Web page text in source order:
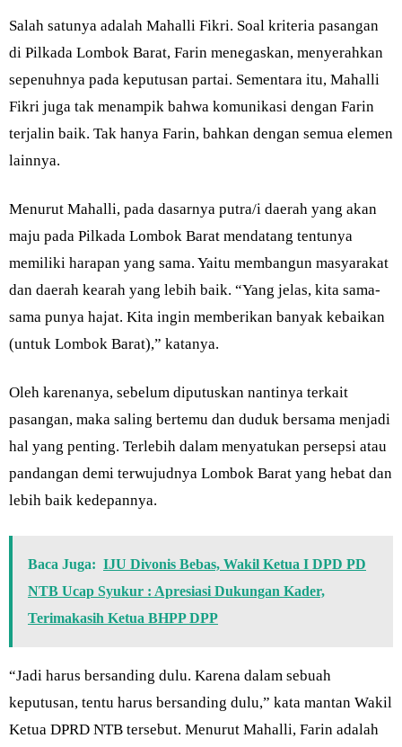
Salah satunya adalah Mahalli Fikri. Soal kriteria pasangan
di Pilkada Lombok Barat, Farin menegaskan, menyerahkan
sepenuhnya pada keputusan partai. Sementara itu, Mahalli
Fikri juga tak menampik bahwa komunikasi dengan Farin
terjalin baik. Tak hanya Farin, bahkan dengan semua elemen
lainnya.
Menurut Mahalli, pada dasarnya putra/i daerah yang akan
maju pada Pilkada Lombok Barat mendatang tentunya
memiliki harapan yang sama. Yaitu membangun masyarakat
dan daerah kearah yang lebih baik. “Yang jelas, kita sama-
sama punya hajat. Kita ingin memberikan banyak kebaikan
(untuk Lombok Barat),” katanya.
Oleh karenanya, sebelum diputuskan nantinya terkait
pasangan, maka saling bertemu dan duduk bersama menjadi
hal yang penting. Terlebih dalam menyatukan persepsi atau
pandangan demi terwujudnya Lombok Barat yang hebat dan
lebih baik kedepannya.
Baca Juga: IJU Divonis Bebas, Wakil Ketua I DPD PD
NTB Ucap Syukur : Apresiasi Dukungan Kader,
Terimakasih Ketua BHPP DPP
“Jadi harus bersanding dulu. Karena dalam sebuah
keputusan, tentu harus bersanding dulu,” kata mantan Wakil
Ketua DPRD NTB tersebut. Menurut Mahalli, Farin adalah